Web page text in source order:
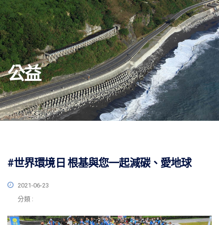
公益
#世界環境日 根基與您一起減碳、愛地球
2021-06-23
分類 :